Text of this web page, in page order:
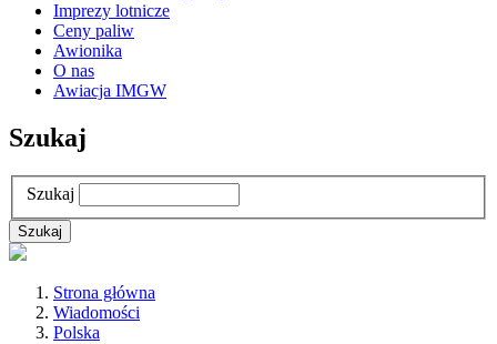
Imprezy lotnicze
Ceny paliw
Awionika
O nas
Awiacja IMGW
Szukaj
Szukaj
Strona główna
Wiadomości
Polska